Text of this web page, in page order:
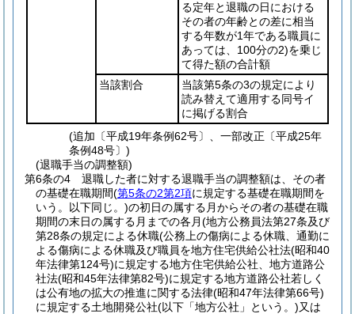
る定年と退職の日における
その者の年齢との差に相当
する年数が1年である職員に
あっては、100分の2)を乗じ
て得た額の合計額
当該割合
当該第5条の3の規定により
読み替えて適用する同号イ
に掲げる割合
(追加〔平成19年条例62号〕、一部改正〔平成25年
条例48号〕)
(退職手当の調整額)
第6条の4
退職した者に対する退職手当の調整額は、その者
の基礎在職期間(第5条の2第2項に規定する基礎在職期間を
いう。以下同じ。)の初日の属する月からその者の基礎在職
期間の末日の属する月までの各月(地方公務員法第27条及び
第28条の規定による休職(公務上の傷病による休職、通勤に
よる傷病による休職及び職員を地方住宅供給公社法(昭和40
年法律第124号)に規定する地方住宅供給公社、地方道路公
社法(昭和45年法律第82号)に規定する地方道路公社若しく
は公有地の拡大の推進に関する法律(昭和47年法律第66号)
に規定する土地開発公社(以下「地方公社」という。)又は